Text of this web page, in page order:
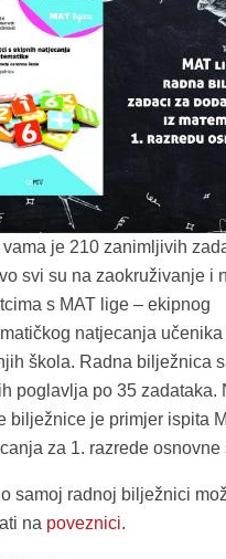
vama je 210 zanimljivih
svi su na zaokruživanje i
s MAT lige – ekipnog
natjecanja
škola. Radna bilježnica
poglavlja po 35 zadataka.
bilježnice je primjer ispita
za 1. razrede osnovne
samoj radnoj bilježnici
na poveznici.